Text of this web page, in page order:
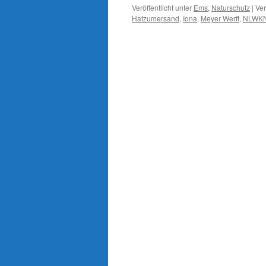
Veröffentlicht unter Ems, Naturschutz |
Hatzumersand, Iona, Meyer Werft,